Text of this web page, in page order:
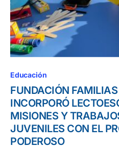
Educación
FUNDACIÓN FAMILIAS
INCORPORÓ
MISIONES Y
JUVENILES CON EL
PODEROSO